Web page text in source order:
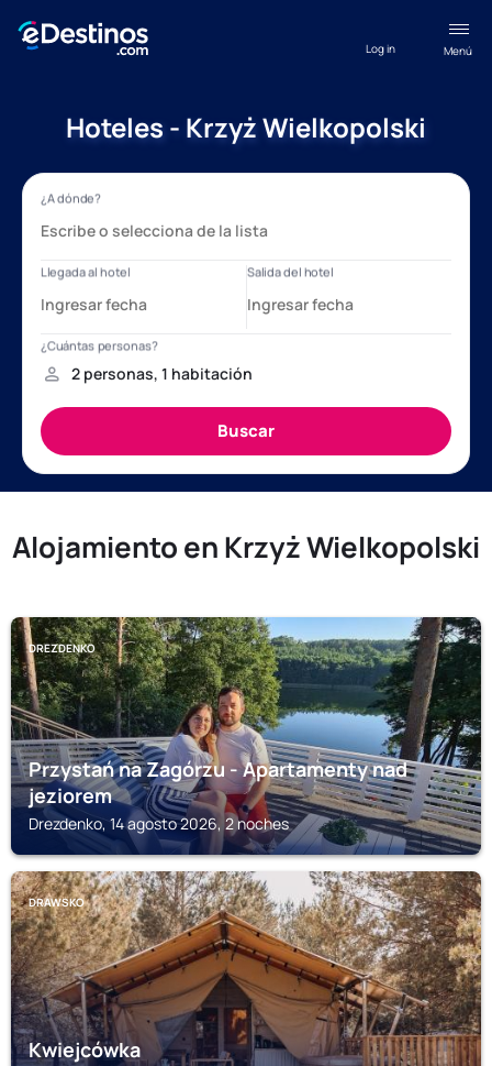
Menú
Log in
Hoteles - Krzyż Wielkopolski
Alojamiento en Krzyż Wielkopolski
DREZDENKO
Przystań na Zagórzu - Apartamenty nad
jeziorem
Drezdenko, 14 agosto 2026, 2 noches
DRAWSKO
Kwiejcówka